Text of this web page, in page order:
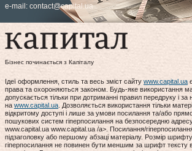
e-mail: contact@capital.ua
Бізнес починається з Капіталу
Ідеї оформлення, стиль та весь зміст сайту www.capital.ua
права та охороняються законом. Будь-яке використання
допускається тільки при дотриманні правил передруку і за
на www.capital.ua . Дозволяється використання тільки
відкритому доступі і лише за умови посилання та/або
пошукових систем гіперпосилання на безпосередню
www.capital.ua www.capital.ua /a>. Посилання/
підзаголовку або першому абзаці матеріалу. Розмір
гіперпосилання не повинен бути меншим за шрифт тексту